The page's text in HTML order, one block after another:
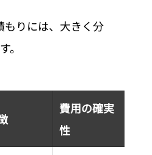
もりには、大きく分
。
費用の確実
性